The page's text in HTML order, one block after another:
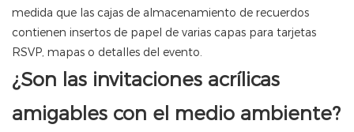
medida que las cajas de almacenamiento de recuerdos
contienen insertos de papel de varias capas para tarjetas
RSVP, mapas o detalles del evento.
¿Son las invitaciones acrílicas
amigables con el medio ambiente?